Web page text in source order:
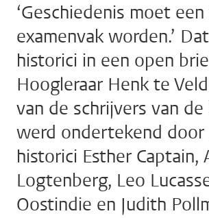
‘Geschiedenis moet
examenvak worden.’
historici in een open
Hoogleraar Henk te
van de schrijvers van
werd ondertekend door
historici Esther Captain,
Logtenberg, Leo
Oostindie en Judith